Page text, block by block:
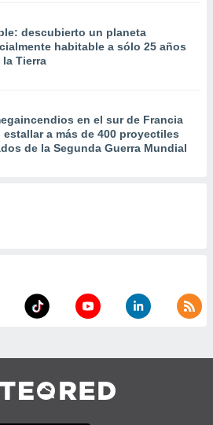
descubierto un planeta
habitable a sólo 25 años
la Tierra
en el sur de Francia
estallar a más de 400 proyectiles
de la Segunda Guerra Mundial